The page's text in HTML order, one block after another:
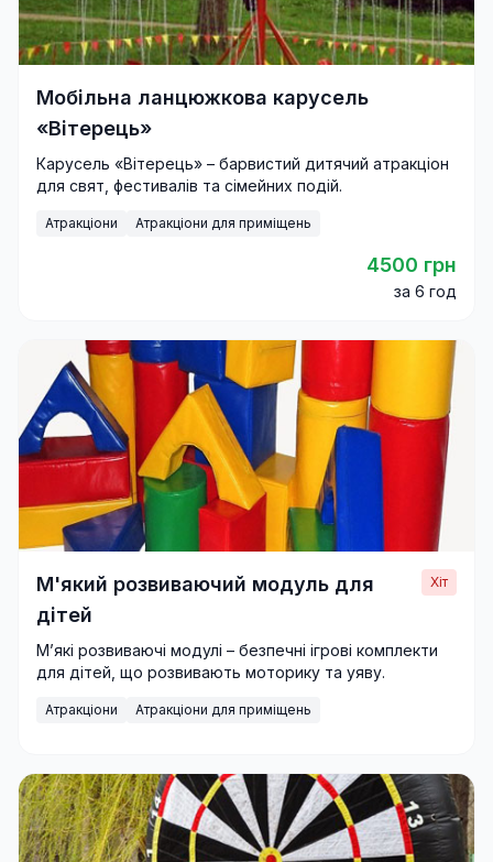
Мобільна ланцюжкова карусель
«Вітерець»
Карусель «Вітерець» – барвистий дитячий атракціон
для свят, фестивалів та сімейних подій.
Атракціони Атракціони для приміщень
4500 грн
за 6 год
М'який розвиваючий модуль для
дітей
Хіт
М’які розвиваючі модулі – безпечні ігрові комплекти
для дітей, що розвивають моторику та уяву.
Атракціони Атракціони для приміщень